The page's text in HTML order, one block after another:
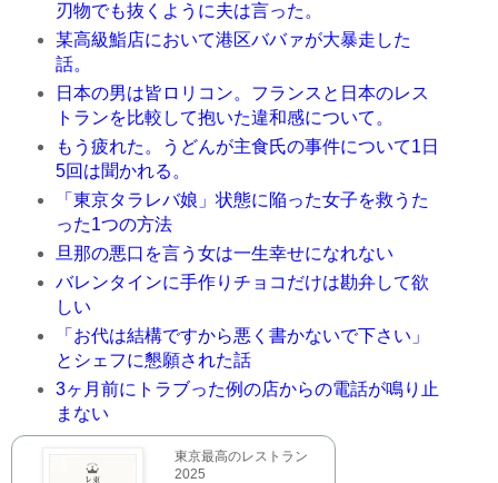
刃物でも抜くように夫は言った。
某高級鮨店において港区ババァが大暴走した
話。
日本の男は皆ロリコン。フランスと日本のレス
トランを比較して抱いた違和感について。
もう疲れた。うどんが主食氏の事件について1日
5回は聞かれる。
「東京タラレバ娘」状態に陥った女子を救うた
った1つの方法
旦那の悪口を言う女は一生幸せになれない
バレンタインに手作りチョコだけは勘弁して欲
しい
「お代は結構ですから悪く書かないで下さい」
とシェフに懇願された話
3ヶ月前にトラブった例の店からの電話が鳴り止
まない
東京最高のレストラン
2025